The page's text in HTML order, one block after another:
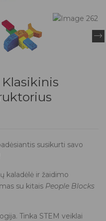
Klasikinis
susikurti savo
kaladėlė ir žaidimo
su kitais People Blocks
Tinka STEM veiklai